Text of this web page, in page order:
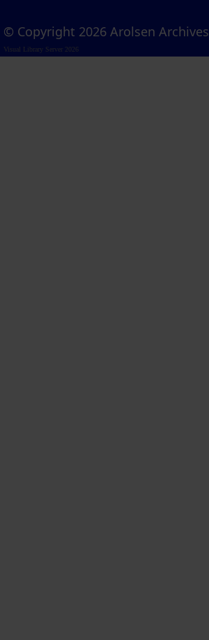
© Copyright 2026 Arolsen Archives
Visual Library Server 2026